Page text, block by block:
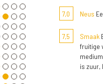
7,0 Neus
7,5 Smaak
fruitige
is zuur,